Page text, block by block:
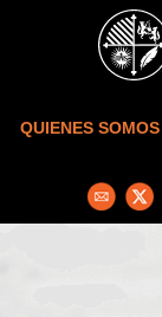
Skip to main content
QUIENES SOMOS